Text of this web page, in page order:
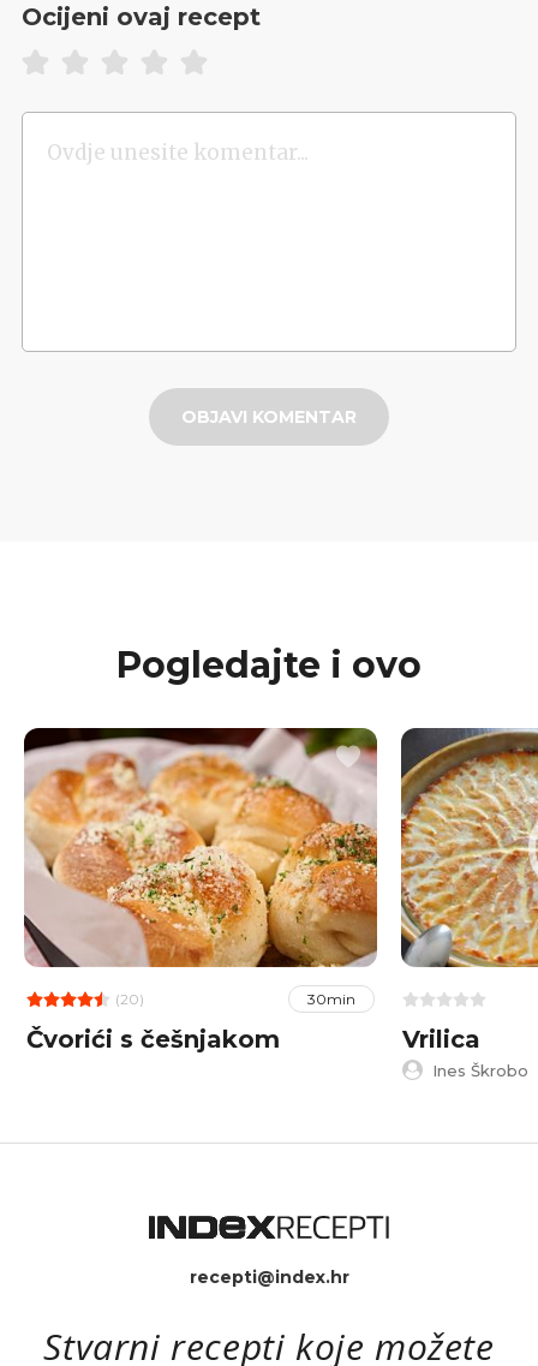
Ocijeni ovaj recept
OBJAVI KOMENTAR
Pogledajte i ovo
(20) 30min
Čvorići s češnjakom Vrilica
Ines Škrobo
recepti@index.hr
Stvarni recepti koje možete